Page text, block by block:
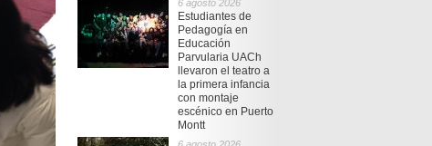
6 agosto 2026
Estudiantes de
Pedagogía en
Educación
Parvularia UACh
llevaron el teatro a
la primera infancia
con montaje
escénico en Puerto
Montt
6 agosto 2026